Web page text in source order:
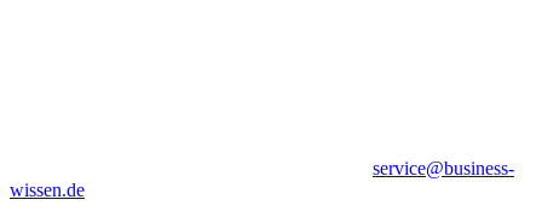
service@business-
wissen.de